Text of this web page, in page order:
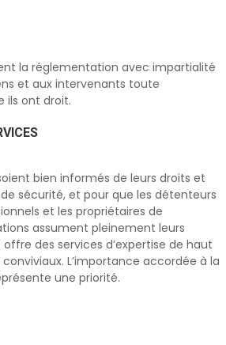
la réglementation avec impartialité
et aux intervenants toute
ils ont droit.
bien informés de leurs droits et
sécurité, et pour que les détenteurs
et les propriétaires de
assument pleinement leurs
offre des services d’expertise de haut
L’importance accordée à la
une priorité.